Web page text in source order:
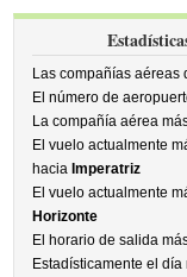
Las compañías
El número de
La compañía aérea
El vuelo actualmente
hacia Imperatriz
El vuelo actualmente
Horizonte
El horario de salida
Estadísticamente el